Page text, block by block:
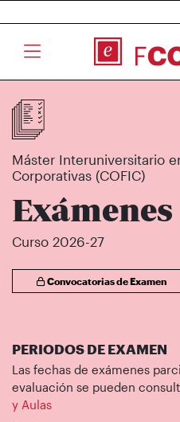
Máster Interuniversitario
Corporativas (COFIC)
Exámenes
Curso 2026-27
Convocatorias de Examen
PERIODOS DE EXAMEN
Las fechas de exámenes
evaluación se pueden
y Aulas